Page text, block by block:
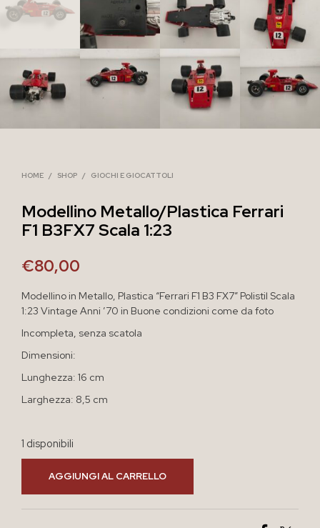
HOME / SHOP / GIOCHI E GIOCATTOLI
Modellino Metallo/Plastica Ferrari
F1 B3FX7 Scala 1:23
€80,00
Modellino in Metallo, Plastica “Ferrari F1 B3 FX7” Polistil Scala
1:23 Vintage Anni ’70 in Buone condizioni come da foto
Incompleta, senza scatola
Dimensioni:
Lunghezza: 16 cm
Larghezza: 8,5 cm
1 disponibili
AGGIUNGI AL CARRELLO